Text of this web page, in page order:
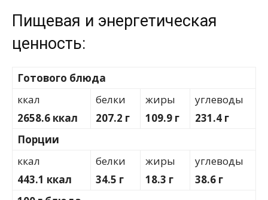
Пищевая и энергетическая
ценность:
Готового блюда
ккал
2658.6 ккал
белки
207.2 г
жиры
109.9 г
углеводы
231.4 г
Порции
ккал
443.1 ккал
белки
34.5 г
жиры
18.3 г
углеводы
38.6 г